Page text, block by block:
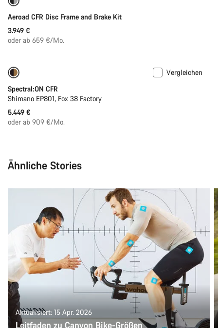
Aeroad CFR Disc Frame and Brake Kit
3.949 €
oder ab 659 €/Mo.
Vergleichen
Spectral:ON CFR
Shimano EP801, Fox 38 Factory
5.449 €
oder ab 909 €/Mo.
Ähnliche Stories
Aktualisiert: 15 Apr. 2026
Leitfaden zu Canyon Bike-Größen